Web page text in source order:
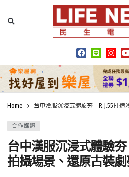
Home 台中漢服沉浸式體驗夯 R.J.55打造
合作媒體
台中漢服沉浸式體驗
拍攝場景、還原古裝